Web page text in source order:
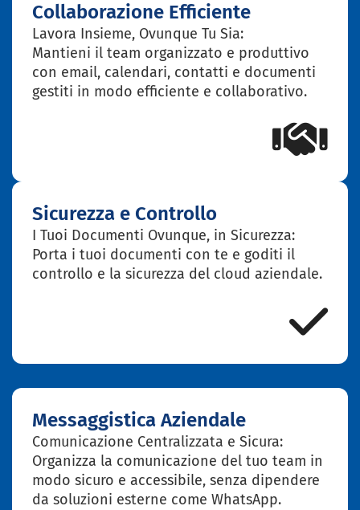
Collaborazione Efficiente
Lavora Insieme, Ovunque Tu Sia:
Mantieni il team organizzato e produttivo
con email, calendari, contatti e documenti
gestiti in modo efficiente e collaborativo.
Sicurezza e Controllo
I Tuoi Documenti Ovunque, in Sicurezza:
Porta i tuoi documenti con te e goditi il
controllo e la sicurezza del cloud aziendale.
Messaggistica Aziendale
Comunicazione Centralizzata e Sicura:
Organizza la comunicazione del tuo team in
modo sicuro e accessibile, senza dipendere
da soluzioni esterne come WhatsApp.